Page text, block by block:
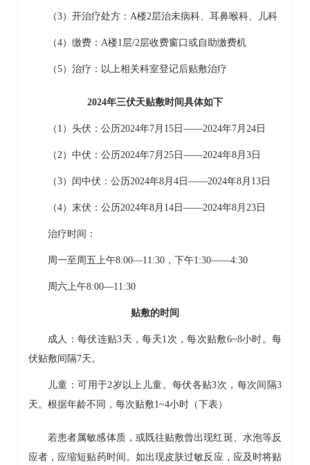
（3）开治疗处方：A楼2层治未病科、 耳鼻喉科、 儿科
（4）缴费：A楼1层/2层收费窗口或自助缴费机
（5）治疗：以上相关科室登记后贴敷治疗
2024年三伏天贴敷时间具体如下
（1）头伏：公历2024年7月15日——2024年7月24日
（2）中伏：公历2024年7月25日——2024年8月3日
（3）闰中伏：公历2024年8月4日——2024年8月13日
（4）末伏：公历2024年8月14日——2024年8月23日
治疗时间：
周一至周五上午8:00—11:30，下午1:30——4:30
周六上午8:00—11:30
贴敷的时间
成人：每伏连贴3天，每天1次，每次贴敷6~8小时。每
伏贴敷间隔7天。
儿童：可用于2岁以上儿童。每伏各贴3次，每次间隔3
天。根据年龄不同，每次贴敷1~4小时（下表）
若患者属敏感体质，或既往贴敷曾出现红斑、水泡等反
应者，应缩短贴药时间。如出现皮肤过敏反应，应及时将贴